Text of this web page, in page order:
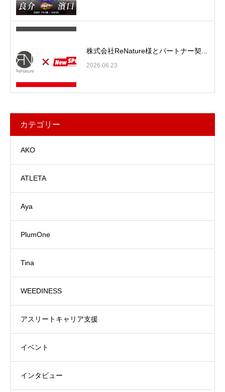
株式会社ReNature様とパートナー契...
2026.06.23
カテゴリー
AKO
ATLETA
Aya
PlumOne
Tina
WEEDINESS
アスリートキャリア支援
イベント
インタビュー